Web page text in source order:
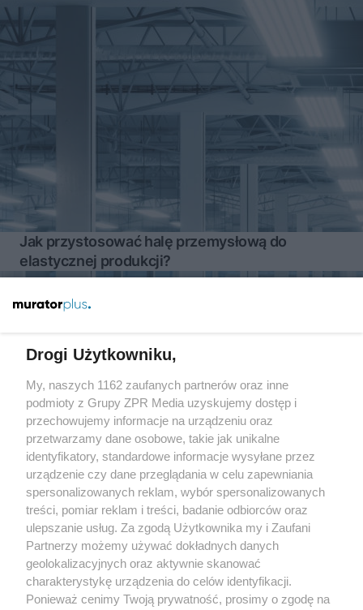
Jak przystosować halę przemysłową do
elastycznej produkcji?
Żaden utwór zamieszczony w serwisie nie może być powielany i
rozpowszechniany lub dalej rozpowszechniany w jakikolwiek sposób
(w tym także elektroniczny lub mechaniczny) na jakimkolwiek polu
eksploatacji w jakiejkolwiek formie, włącznie z umieszczaniem w
Internecie bez pisemnej zgody właściciela praw. Jakiekolwiek użycie
lub wykorzystanie utworów w całości lub w części z naruszeniem
prawa, tzn. bez właściwej zgody, jest zabronione pod groźbą kary i
może być ścigane prawnie.
O nas
Drogi Użytkowniku,
My, naszych 1162 zaufanych partnerów oraz inne
podmioty z Grupy ZPR Media uzyskujemy dostęp i
przechowujemy informacje na urządzeniu oraz
przetwarzamy dane osobowe, takie jak unikalne
identyfikatory, standardowe informacje wysyłane przez
urządzenie czy dane przeglądania w celu zapewniania
spersonalizowanych reklam, wybór spersonalizowanych
treści, pomiar reklam i treści, badanie odbiorców oraz
ulepszanie usług. Za zgodą Użytkownika my i Zaufani
Partnerzy możemy używać dokładnych danych
geolokalizacyjnych oraz aktywnie skanować
charakterystykę urządzenia do celów identyfikacji.
Ponieważ cenimy Twoją prywatność, prosimy o zgodę na